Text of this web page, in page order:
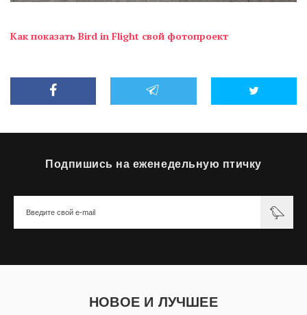
Как показать Bird in Flight свой фотопроект
Подпишись на еженедельную птичку
НОВОЕ И ЛУЧШЕЕ